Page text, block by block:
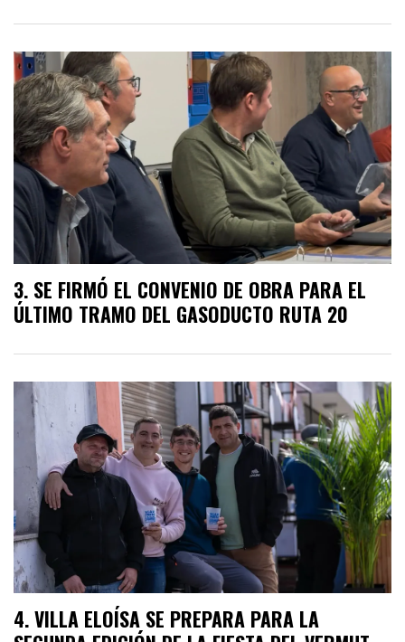
SE FIRMÓ EL CONVENIO DE OBRA PARA EL
ÚLTIMO TRAMO DEL GASODUCTO RUTA 20
VILLA ELOÍSA SE PREPARA PARA LA